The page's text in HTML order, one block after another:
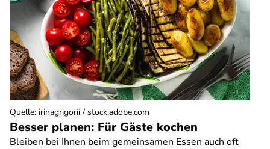
Besser planen: Für Gäste kochen
Bleiben bei Ihnen beim gemeinsamen Essen auch oft
Quelle: irinagrigorii / stock.adobe.com